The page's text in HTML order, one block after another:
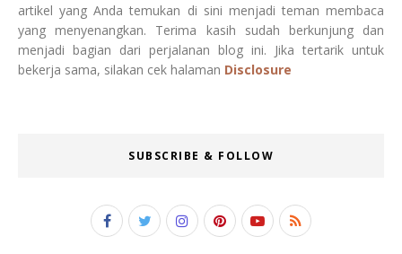
artikel yang Anda temukan di sini menjadi teman membaca
yang menyenangkan. Terima kasih sudah berkunjung dan
menjadi bagian dari perjalanan blog ini. Jika tertarik untuk
bekerja sama, silakan cek halaman Disclosure
SUBSCRIBE & FOLLOW